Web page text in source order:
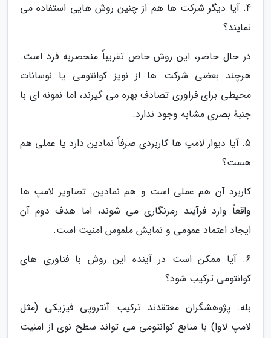
4. آیا دیگر شرکت ها هم از چنین روش هایی استفاده می
نمایند؟
در حال حاضر، این روش خاص تقریباً منحصربه فرد است.
هرچند بعضی شرکت ها از نویز کوانتومی یا نوسانات
محیطی برای فراوری تصادف بهره می گیرند، اما نمونه ای با
جنبهٔ بصری مشابه وجود ندارد.
5. آیا دیوار لامپ ها کاربردی صرفاً نمادین دارد یا عملی هم
هست؟
کاربرد آن هم عملی است و هم نمادین. تصاویر لامپ ها
واقعاً وارد فرآیند رمزنگاری می شوند، اما هدف دوم آن
ایجاد اعتماد عمومی و نمایش ملموس امنیت است.
6. آیا ممکن است در آینده این روش با فناوری های
کوانتومی ترکیب شود؟
بله. پژوهشگران معتقدند ترکیب آنتروپی فیزیکی (مثل
لامپ لاوا) با منابع کوانتومی می تواند سطح نوی از امنیت